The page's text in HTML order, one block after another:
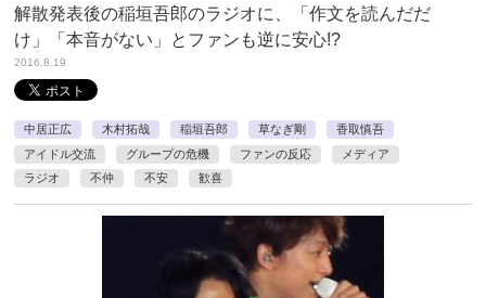
解散発表後の稲垣吾郎のラジオに、「作文を読んだだ
け」「本音がない」とファンも逆に安心!?
2016.8.19
中居正広 木村拓哉 稲垣吾郎 草なぎ剛
香取慎吾
アイドル交流
グループの危機 ファンの反応
メディア
ラジオ
不仲 不安 歓喜